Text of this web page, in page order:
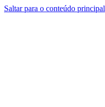
Saltar para o conteúdo principal